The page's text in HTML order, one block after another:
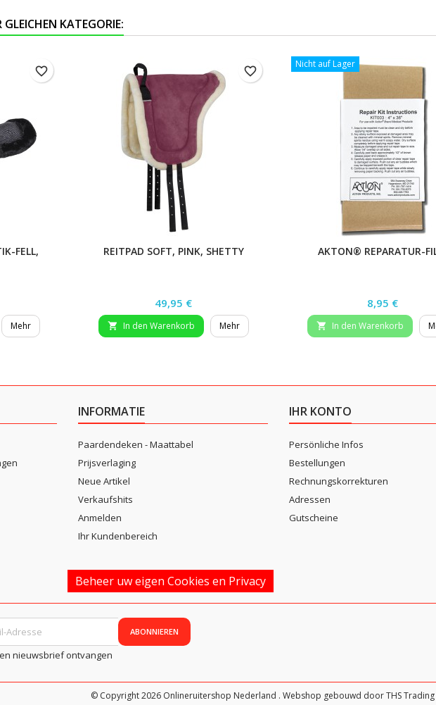
KATEGORIE:
FELL,
Mehr
favorite_border
REITPAD SOFT, PINK, SHETTY
Preis
49,95 €
 In den Warenkorb Mehr
favorite_border
Nicht auf Lager
AKTON® REPARATUR-
Preis
8,95 €
 In den Warenkorb
INFORMATIE
Paardendeken - Maattabel
Prijsverlaging
Neue Artikel
Verkaufshits
Anmelden
Ihr Kundenbereich
IHR KONTO
Persönliche Infos
Bestellungen
Rechnungskorrekturen
Adressen
Gutscheine
Beheer uw eigen Cookies en Privacy
nieuwsbrief ontvangen
© Copyright 2026 Onlineruitershop Nederland . Webshop gebouwd door THS Trading